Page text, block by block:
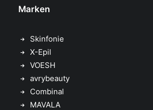
Marken
Skinfonie
X-Epil
VOESH
avrybeauty
Combinal
MAVALA